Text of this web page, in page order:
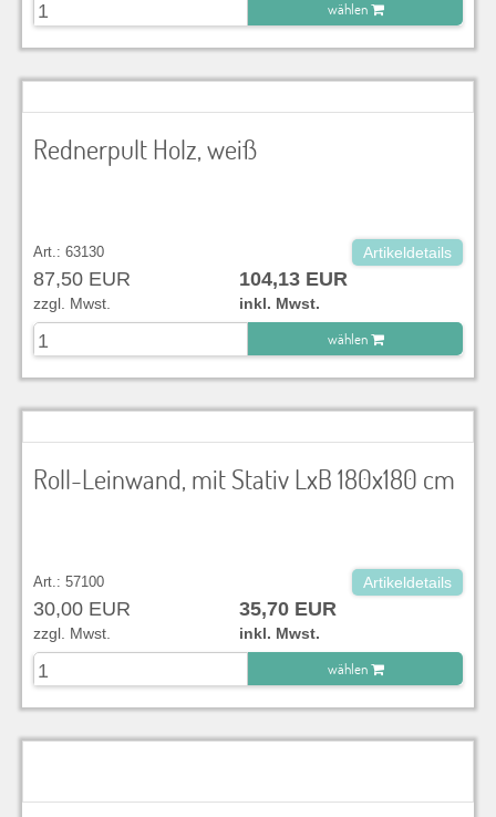
wählen
zu Warenkorb hinzugefügt.
Rednerpult Holz, weiß
Art.: 63130 Artikeldetails
87,50 EUR 104,13 EUR
zzgl. Mwst.
inkl. Mwst.
wählen
zu Warenkorb hinzugefügt.
Roll-Leinwand, mit Stativ LxB 180x180 cm
Art.: 57100 Artikeldetails
30,00 EUR 35,70 EUR
zzgl. Mwst.
inkl. Mwst.
wählen
zu Warenkorb hinzugefügt.